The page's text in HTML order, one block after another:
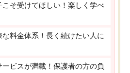
こそ受けてほしい！楽しく学べ
な料金体系！長く続けたい人に
ビスが満載！保護者の方の負